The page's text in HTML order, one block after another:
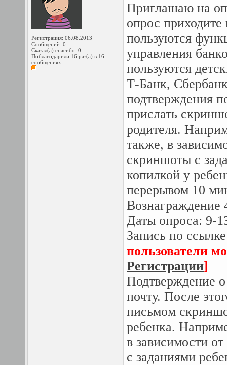
Регистрация: 06.08.2013
Сообщений: 0
Сказал(а) спасибо: 0
Поблагодарили 16 раз(а) в 16
сообщениях
Приглашаю на
опрос
пользуются
управления
пользуются
Т-Банк,
подтверждения
прислать
родителя.
также, в
скриншоты с
копилкой у
перерывом 10
Вознаграждение
Даты опроса: 9-
Запись по
пользователи
Регистрации]
Подтверждение
почту. После
письмом
ребенка.
в зависимости
с заданиями